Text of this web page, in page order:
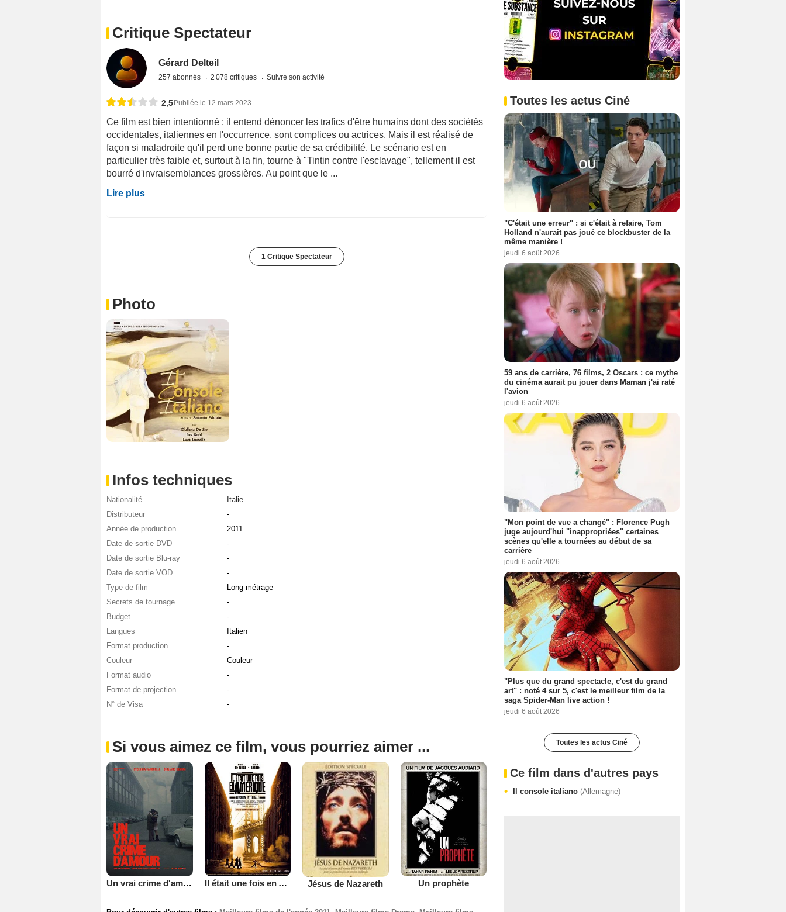
Critique Spectateur
Gérard Delteil
257 abonnés 2 078 critiques Suivre son activité
2,5Publiée le 12 mars 2023
Ce film est bien intentionné : il entend dénoncer les trafics d'être humains dont des sociétés
occidentales, italiennes en l'occurrence, sont complices ou actrices. Mais il est réalisé de
façon si maladroite qu'il perd une bonne partie de sa crédibilité. Le scénario est en
particulier très faible et, surtout à la fin, tourne à "Tintin contre l'esclavage", tellement il est
bourré d'invraisemblances grossières. Au point que le ...
Lire plus
1 Critique Spectateur
Photo
Infos techniques
Nationalité
Italie
Distributeur
-
Année de production
2011
Date de sortie DVD
-
Date de sortie Blu-ray
-
Date de sortie VOD
-
Type de film
Long métrage
Secrets de tournage
-
Budget
-
Langues
Italien
Format production
-
Couleur
Couleur
Format audio
-
Format de projection
-
N° de Visa
-
Si vous aimez ce film, vous pourriez aimer ...
Un vrai crime d'amour Il était une fois en Amérique Jésus de Nazareth Un prophète
Toutes les actus Ciné
"C'était une erreur" : si c'était à refaire, Tom
Holland n'aurait pas joué ce blockbuster de la
même manière !
jeudi 6 août 2026
59 ans de carrière, 76 films, 2 Oscars : ce mythe
du cinéma aurait pu jouer dans Maman j'ai raté
l'avion
jeudi 6 août 2026
"Mon point de vue a changé" : Florence Pugh
juge aujourd'hui "inappropriées" certaines
scènes qu'elle a tournées au début de sa
carrière
jeudi 6 août 2026
"Plus que du grand spectacle, c'est du grand
art" : noté 4 sur 5, c'est le meilleur film de la
saga Spider-Man live action !
jeudi 6 août 2026
Toutes les actus Ciné
Ce film dans d'autres pays
Il console italiano (Allemagne)